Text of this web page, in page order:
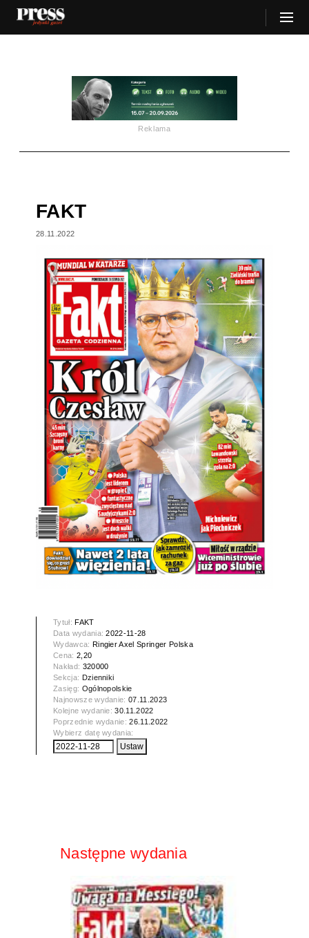
Reklama
FAKT
28.11.2022
Tytuł: FAKT
Data wydania:2022-11-28
Wydawca: Ringier Axel Springer Polska
Cena: 2,20
Nakład: 320000
Sekcja: Dzienniki
Zasięg: Ogólnopolskie
Najnowsze wydanie:07.11.2023
Kolejne wydanie:30.11.2022
Poprzednie wydanie:26.11.2022
Wybierz datę wydania:
Następne wydania